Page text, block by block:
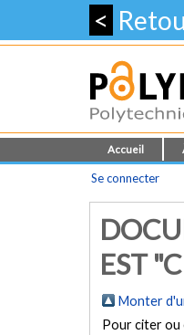
<
Accueil
Se connecter
EST "
Monter
Pour citer